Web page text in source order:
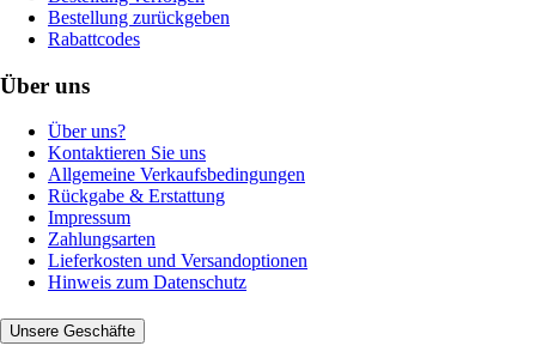
Bestellung zurückgeben
Rabattcodes
Über uns
Über uns?
Kontaktieren Sie uns
Allgemeine Verkaufsbedingungen
Rückgabe & Erstattung
Impressum
Zahlungsarten
Lieferkosten und Versandoptionen
Hinweis zum Datenschutz
Unsere Geschäfte